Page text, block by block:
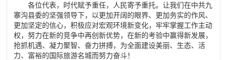
各位代表，时代赋予重任，人民寄予重托。让我们在中共九
寨沟县委的坚强领导下，以更加开阔的眼界、更加务实的作风、
更加坚定的信心，积极应对宏观环境新变化，牢牢掌握工作主动
权，努力在新的竞争中再创新优势，在新的考验中赢得新发展，
抢抓机遇、凝力聚智、奋力拼搏，为全面建设美丽、生态、活
力、富裕的国际旅游名城而努力奋斗！